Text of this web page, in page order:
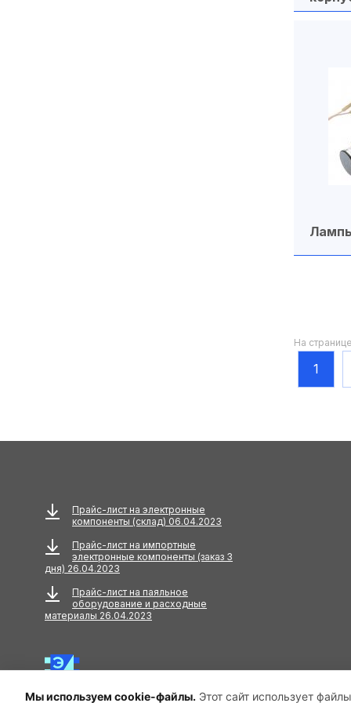
Мы используем cookie-файлы. Этот сайт использует
Бесконтактные датчики
Блоки питания для ноутбуков
Болты и винты пластиковые
Болты и винты стальные
Быстровосстанавливающиеся
Быстроразъемные
На
1
Прайс-лист на электронные
компоненты (склад) 06.04.2023
Прайс-лист на импортные
электронные компоненты (заказ 3
дня) 26.04.2023
Прайс-лист на паяльное
оборудование и расходные
материалы 26.04.2023